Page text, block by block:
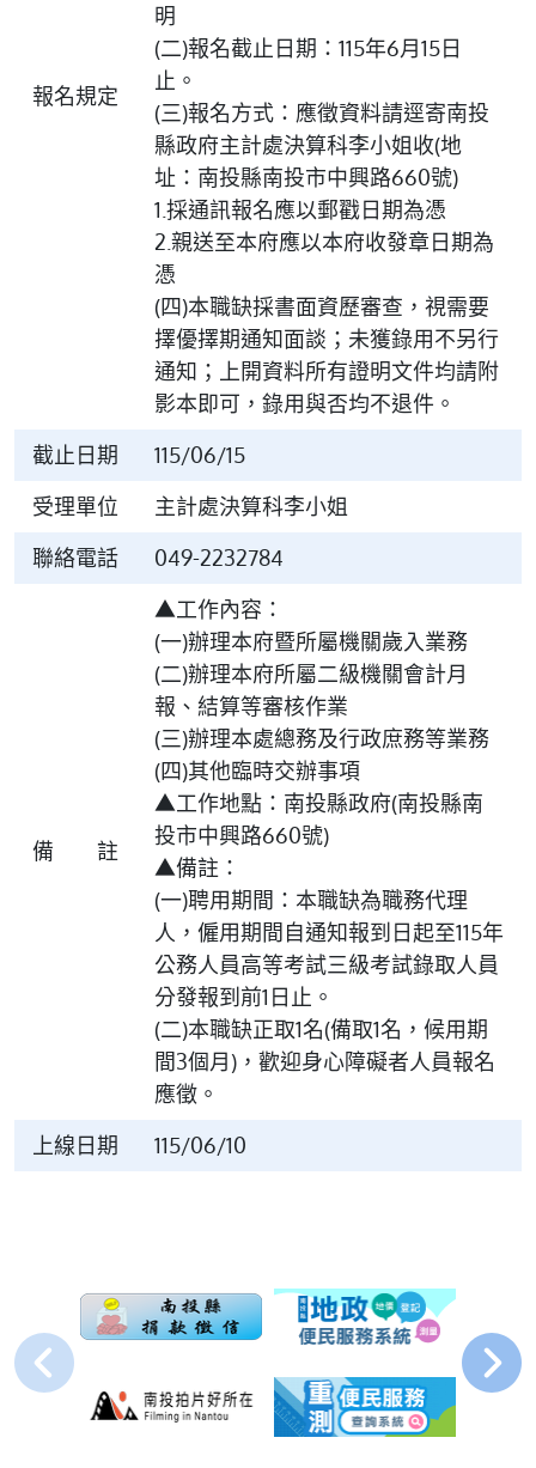
報名規定
明
(二)報名截止日期：115年6月15日
止。
(三)報名方式：應徵資料請逕寄南投
縣政府主計處決算科李小姐收(地
址：南投縣南投市中興路660號)
1.採通訊報名應以郵戳日期為憑
2.親送至本府應以本府收發章日期為
憑
(四)本職缺採書面資歷審查，視需要
擇優擇期通知面談；未獲錄用不另行
通知；上開資料所有證明文件均請附
影本即可，錄用與否均不退件。
截止日期
115/06/15
受理單位
主計處決算科李小姐
聯絡電話
049-2232784
備 註
▲工作內容：
(一)辦理本府暨所屬機關歲入業務
(二)辦理本府所屬二級機關會計月
報、結算等審核作業
(三)辦理本處總務及行政庶務等業務
(四)其他臨時交辦事項
▲工作地點：南投縣政府(南投縣南
投市中興路660號)
▲備註：
(一)聘用期間：本職缺為職務代理
人，僱用期間自通知報到日起至115年
公務人員高等考試三級考試錄取人員
分發報到前1日止。
(二)本職缺正取1名(備取1名，候用期
間3個月)，歡迎身心障礙者人員報名
應徵。
上線日期
115/06/10